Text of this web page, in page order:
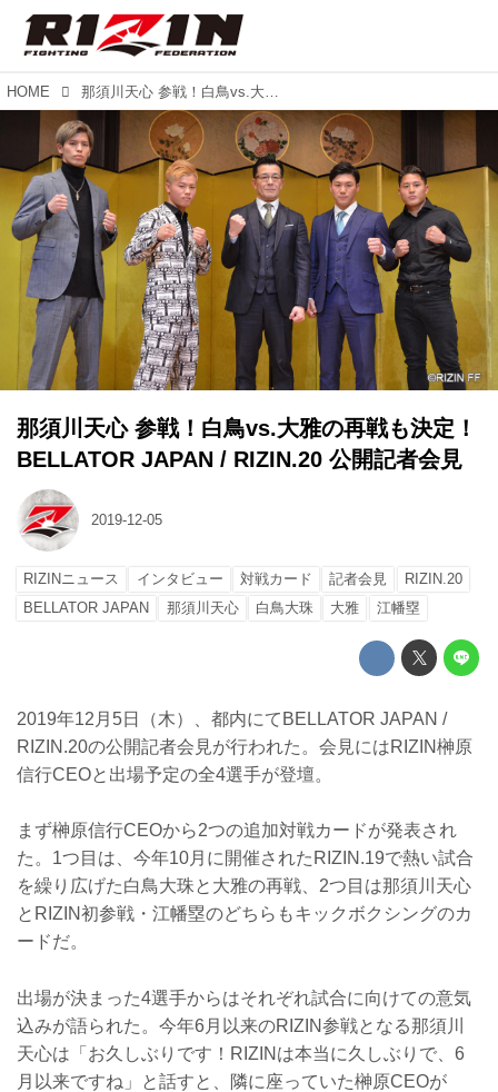
HOME 那須川天心 参戦！白鳥vs.大雅の再戦も決定！BELLATOR JAPAN / RIZIN.20 公開記者会見
那須川天心 参戦！白鳥vs.大雅の再戦も決定！
BELLATOR JAPAN / RIZIN.20 公開記者会見
2019-12-05
RIZINニュース インタビュー 対戦カード 記者会見
RIZIN.20
BELLATOR JAPAN
那須川天心 白鳥大珠 大雅 江幡塁
2019年12月5日（木）、都内にてBELLATOR JAPAN /
RIZIN.20の公開記者会見が行われた。会見にはRIZIN榊原
信行CEOと出場予定の全4選手が登壇。
まず榊原信行CEOから2つの追加対戦カードが発表され
た。1つ目は、今年10月に開催されたRIZIN.19で熱い試合
を繰り広げた白鳥大珠と大雅の再戦、2つ目は那須川天心
とRIZIN初参戦・江幡塁のどちらもキックボクシングのカ
ードだ。
出場が決まった4選手からはそれぞれ試合に向けての意気
込みが語られた。今年6月以来のRIZIN参戦となる那須川
天心は「お久しぶりです！RIZINは本当に久しぶりで、6
月以来ですね」と話すと、隣に座っていた榊原CEOが